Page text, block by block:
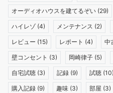
オーディオハウスを建てるぞい (29)
ハイレゾ (4) メンテナンス (2)
レビュー (15) レポート (4) 中
壁コンセント (3) 岡崎律子 (5)
自宅試聴 (3) 記録 (9) 試聴 (10)
購入記録 (9) 趣味 (3) 部屋 (3)